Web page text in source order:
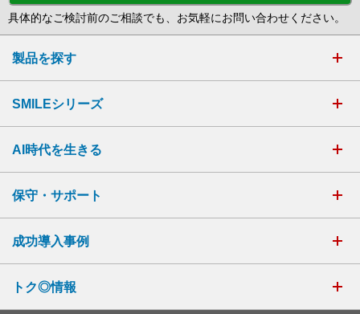
具体的なご検討前のご相談でも、お気軽にお問い合わせください。
製品を探す
SMILEシリーズ
AI時代を生きる
保守・サポート
成功導入事例
トク◎情報